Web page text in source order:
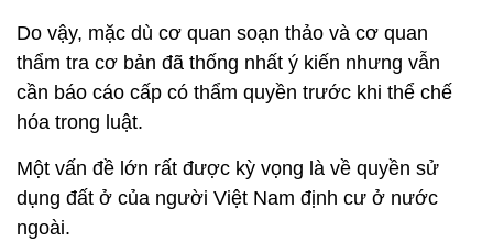
Do vậy, mặc dù cơ quan soạn thảo và cơ quan
thẩm tra cơ bản đã thống nhất ý kiến nhưng vẫn
cần báo cáo cấp có thẩm quyền trước khi thể chế
hóa trong luật.
Một vấn đề lớn rất được kỳ vọng là về quyền sử
dụng đất ở của người Việt Nam định cư ở nước
ngoài.